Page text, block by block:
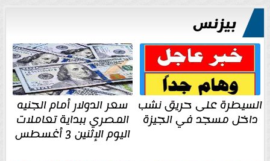
بيزنس
السيطرة على حريق نشب
داخل مسجد في الجيزة
سعر الدولار أمام الجنيه
المصري ببداية تعاملات
اليوم الإثنين 3 أغسطس